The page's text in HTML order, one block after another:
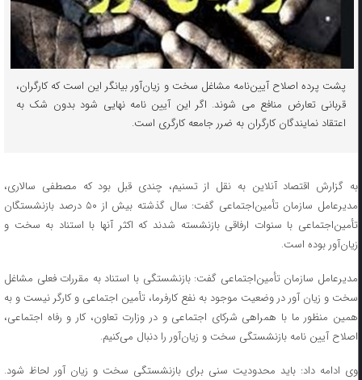
پشت پرده اصلاح آیین‌نامه مشاغل سخت و زیان‌آور بیانگر این است که کارگران،
قربانی تعارض منافع می شوند. اگر این آیین نامه نهایی شود بدون شک به
اعتقاد نمایندگان کارگران به ضرر جامعه کارگری است.
به گزارش اقتصاد آنلاین به نقل از تسنیم، چندی قبل بود که مصطفی سالاری،
مدیرعامل سازمان تأمین‌اجتماعی گفت: سال گذشته بیش از ۵۰ درصد بازنشستگان
تأمین‌اجتماعی با سنوات ارفاقی بازنشسته شدند که اکثر آنها با استناد به سخت و
زیان‌آور بوده است.
مدیرعامل سازمان تأمین‌اجتماعی گفت: بازنشستگی با استناد به مقررات فعلی مشاغل
سخت و زیان آور در وضعیت موجود به نفع کارفرما، تأمین اجتماعی و کارگر نیست و به
همین منظور ما با همراهی شرکای اجتماعی و در وزارت تعاون، کار و رفاه اجتماعی،
اصلاح آیین نامه بازنشستگی سخت و زیان‌آور را دنبال می‌کنیم.
وی ادامه داد: باید محدودیت سنی برای بازنشستگی سخت و زیان آور لحاظ شود.